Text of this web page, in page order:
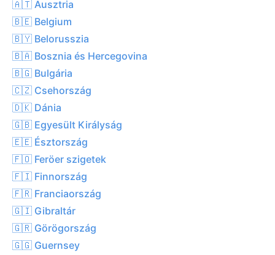
🇦🇹 Ausztria
🇧🇪 Belgium
🇧🇾 Belorusszia
🇧🇦 Bosznia és Hercegovina
🇧🇬 Bulgária
🇨🇿 Csehország
🇩🇰 Dánia
🇬🇧 Egyesült Királyság
🇪🇪 Észtország
🇫🇴 Feröer szigetek
🇫🇮 Finnország
🇫🇷 Franciaország
🇬🇮 Gibraltár
🇬🇷 Görögország
🇬🇬 Guernsey